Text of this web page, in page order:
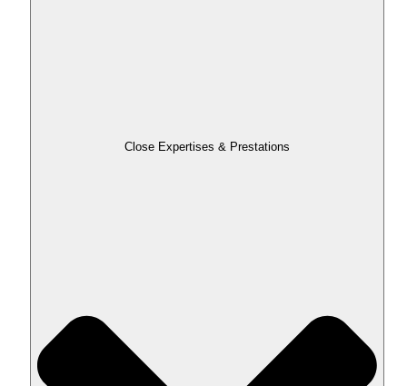
Close Expertises & Prestations